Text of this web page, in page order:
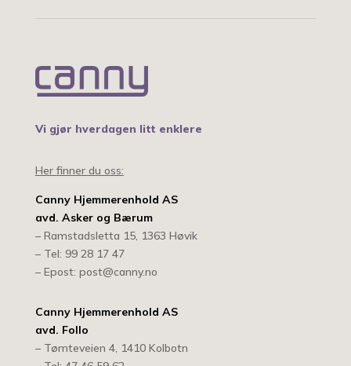
Vi gjør hverdagen litt enklere
Her finner du oss:
Canny Hjemmerenhold AS
avd. Asker og Bærum
– Ramstadsletta 15, 1363 Høvik
– Tel: 99 28 17 47
– Epost: post@canny.no
Canny Hjemmerenhold AS
avd. Follo
– Tømteveien 4, 1410 Kolbotn